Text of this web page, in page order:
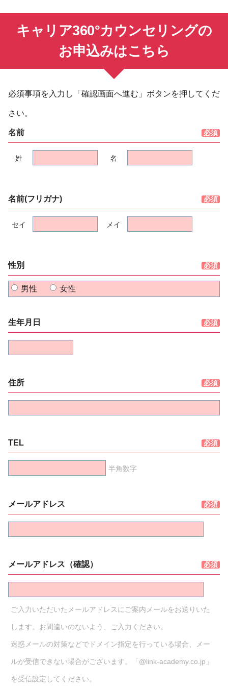
キャリア360°カウンセリングの
お申込みはこちら
必須事項を入力し「確認画面へ進む」ボタンを押してくだ
さい。
名前
姓 名
名前(フリガナ)
セイ メイ
性別
男性 女性
生年月日
住所
TEL
半角数字
メールアドレス
メールアドレス（確認）
ご入力いただいたメールアドレスにご案内メールをお送りいた
します。お間違いのないよう、ご入力ください。
迷惑メールの対策などでドメイン指定を行っている場合、メー
ルが受信できない場合がございます。「@link-academy.co.jp」
を受信設定してください。